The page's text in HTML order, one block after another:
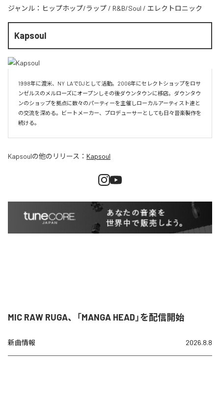
ジャンル： ヒップホップ/ラップ / R&B/Soul / エレクトロニック
Kapsoul
1998年に渡米、NY  LAでDJとして活動。2006年にセレクトショップをロサ
ンゼルスのメルローズにオープンしその後ダウンタウンに移店。ダウンタウ
ンのショップを拠点に数々のパーティーを主催しローカルアーティスト達と
の交流を深める。ビートメーカー、プロデューサーとしても日々音楽製作を
続ける。
Kapsoulの他のリリース： Kapsoul
MIC RAW RUGA、「MANGA HEAD」を配信開始
新曲情報 2026.8.8